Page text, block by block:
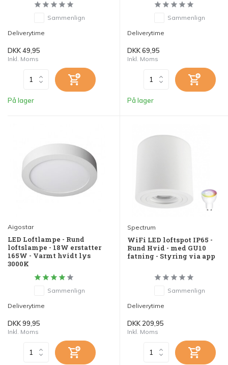
Sammenlign
Deliverytime
DKK 49,95
Inkl. Moms
På lager
Sammenlign
Deliverytime
DKK 69,95
Inkl. Moms
På lager
Aigostar
LED Loftlampe - Rund
loftslampe - 18W erstatter
165W - Varmt hvidt lys
3000K
Sammenlign
Deliverytime
DKK 99,95
Inkl. Moms
Spectrum
WiFi LED loftspot IP65 -
Rund Hvid - med GU10
fatning - Styring via app
Sammenlign
Deliverytime
DKK 209,95
Inkl. Moms